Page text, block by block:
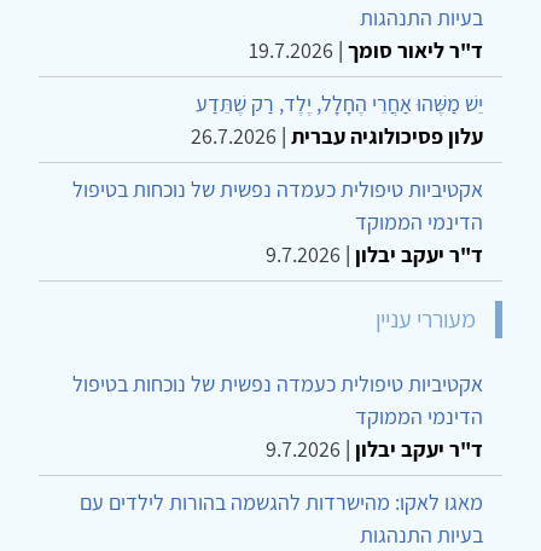
בעיות התנהגות
ד"ר ליאור סומך |
19.7.2026
יֵשׁ מַשֶּׁהוּ אַחֲרֵי הֶחָלָל, יֶלֶד, רַק שֶׁתֵּדַע
עלון פסיכולוגיה עברית |
26.7.2026
אקטיביות טיפולית כעמדה נפשית של נוכחות בטיפול
הדינמי הממוקד
ד"ר יעקב יבלון |
9.7.2026
מעוררי עניין
אקטיביות טיפולית כעמדה נפשית של נוכחות בטיפול
הדינמי הממוקד
ד"ר יעקב יבלון |
9.7.2026
מאגו לאקו: מהישרדות להגשמה בהורות לילדים עם
בעיות התנהגות